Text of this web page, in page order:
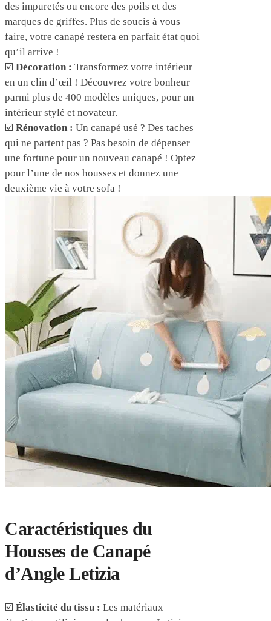
des impuretés ou encore des poils et des
marques de griffes. Plus de soucis à vous
faire, votre canapé restera en parfait état quoi
qu’il arrive !
☑️ Décoration : Transformez votre intérieur
en un clin d’œil ! Découvrez votre bonheur
parmi plus de 400 modèles uniques, pour un
intérieur stylé et novateur.
☑️ Rénovation : Un canapé usé ? Des taches
qui ne partent pas ? Pas besoin de dépenser
une fortune pour un nouveau canapé ! Optez
pour l’une de nos housses et donnez une
deuxième vie à votre sofa !
Caractéristiques du
Housses de Canapé
d’Angle Letizia
☑️ Élasticité du tissu : Les matériaux